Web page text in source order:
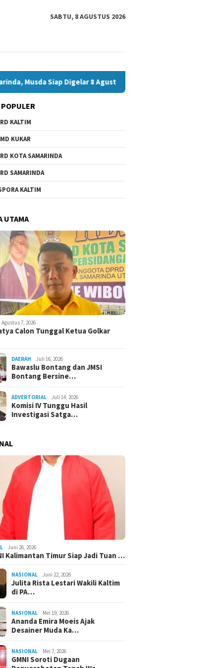
SABTU, 8 AGUSTUS 2026
Digelar 8 Agustus 2026
KALTIM
KUKAR
KOTA SAMARINDA
SAMARINDA
KALTIM
UTAMA
Agustus 7, 2026
Calon Tunggal Ketua Golkar
DAERAH Juli 16, 2026
Bawaslu Bontang dan JMSI
Bontang Bersine…
ADVERTORIAL Juli 14, 2026
Komisi IV Tunggu Hasil
Investigasi Satga…
Juni 26, 2026
Kalimantan Timur Siap Jadi Tuan …
NASIONAL Juni 22, 2026
Julita Rista Lestari Wakili Kaltim
di PA…
NASIONAL Mei 19, 2026
Ananda Emira Moeis Ajak
Desainer Muda Ka…
NASIONAL Mei 7, 2026
GMNI Soroti Dugaan